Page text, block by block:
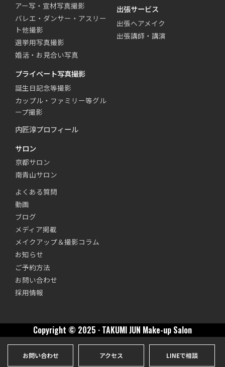
お問い合わせ アクセス LINEで相談
アー写・宣材写真撮影
バレエ・ダンサー・アスリー
ト他撮影
選挙用写真撮影
婚活・お見合い写真
プライベート写真撮影
誕生日記念等撮影
カップル・ファミリー等グル
ープ撮影
出張サービス
出張ヘアメイク
出張講師・講演
内匠淳プロフィール
サロン
京都サロン
南青山サロン
よくある質問
動画
ブログ
メディア掲載
メイクアップ＆撮影コラム
お知らせ
ご予約方法
お問い合わせ
採用情報
Copyright © 2025 · TAKUMI JUN Make-up Salon